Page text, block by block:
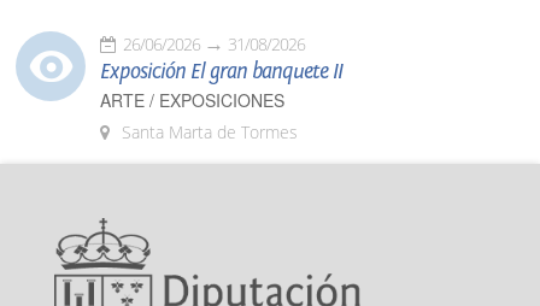
26/06/2026 31/08/2026
Exposición El gran banquete II
ARTE / EXPOSICIONES
Santa Marta de Tormes